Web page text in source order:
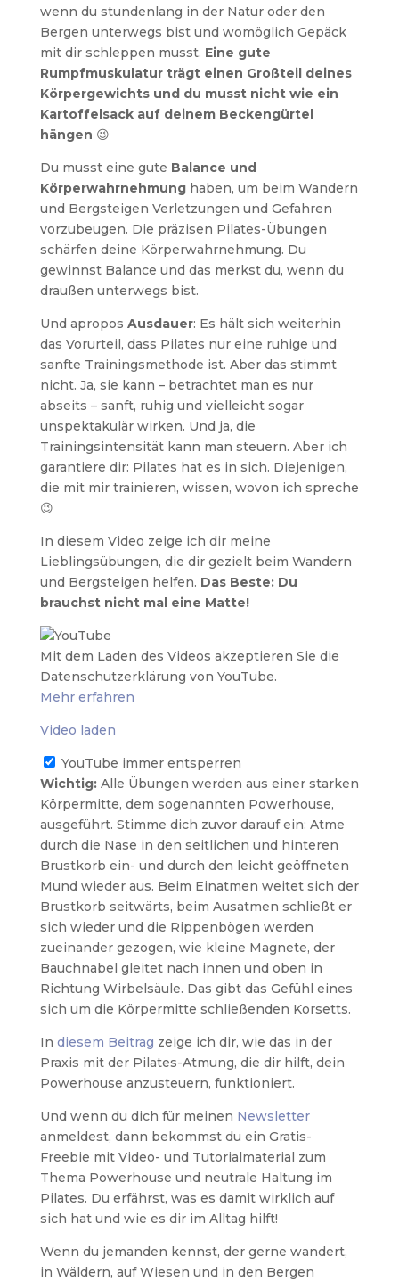
wenn du stundenlang in der Natur oder den
Bergen unterwegs bist und womöglich Gepäck
mit dir schleppen musst. Eine gute
Rumpfmuskulatur trägt einen Großteil deines
Körpergewichts und du musst nicht wie ein
Kartoffelsack auf deinem Beckengürtel
hängen 😉
Du musst eine gute Balance und
Körperwahrnehmunghaben, um beim Wandern
und Bergsteigen Verletzungen und Gefahren
vorzubeugen. Die präzisen Pilates-Übungen
schärfen deine Körperwahrnehmung. Du
gewinnst Balance und das merkst du, wenn du
draußen unterwegs bist.
Und apropos Ausdauer: Es hält sich weiterhin
das Vorurteil, dass Pilates nur eine ruhige und
sanfte Trainingsmethode ist. Aber das stimmt
nicht. Ja, sie kann – betrachtet man es nur
abseits – sanft, ruhig und vielleicht sogar
unspektakulär wirken. Und ja, die
Trainingsintensität kann man steuern. Aber ich
garantiere dir: Pilates hat es in sich. Diejenigen,
die mit mir trainieren, wissen, wovon ich spreche
😉
In diesem Video zeige ich dir meine
Lieblingsübungen, die dir gezielt beim Wandern
und Bergsteigen helfen. Das Beste: Du
brauchst nicht mal eine Matte!
Mit dem Laden des Videos akzeptieren Sie die
Datenschutzerklärung von YouTube.
Mehr erfahren
Video laden
YouTube immer entsperren
Wichtig:Alle Übungen werden aus einer starken
Körpermitte, dem sogenannten Powerhouse,
ausgeführt. Stimme dich zuvor darauf ein: Atme
durch die Nase in den seitlichen und hinteren
Brustkorb ein- und durch den leicht geöffneten
Mund wieder aus. Beim Einatmen weitet sich der
Brustkorb seitwärts, beim Ausatmen schließt er
sich wieder und die Rippenbögen werden
zueinander gezogen, wie kleine Magnete, der
Bauchnabel gleitet nach innen und oben in
Richtung Wirbelsäule. Das gibt das Gefühl eines
sich um die Körpermitte schließenden Korsetts.
In diesem Beitrag zeige ich dir, wie das in der
Praxis mit der Pilates-Atmung, die dir hilft, dein
Powerhouse anzusteuern, funktioniert.
Und wenn du dich für meinen Newsletter
anmeldest, dann bekommst du ein Gratis-
Freebie mit Video- und Tutorialmaterial zum
Thema Powerhouse und neutrale Haltung im
Pilates. Du erfährst, was es damit wirklich auf
sich hat und wie es dir im Alltag hilft!
Wenn du jemanden kennst, der gerne wandert,
in Wäldern, auf Wiesen und in den Bergen